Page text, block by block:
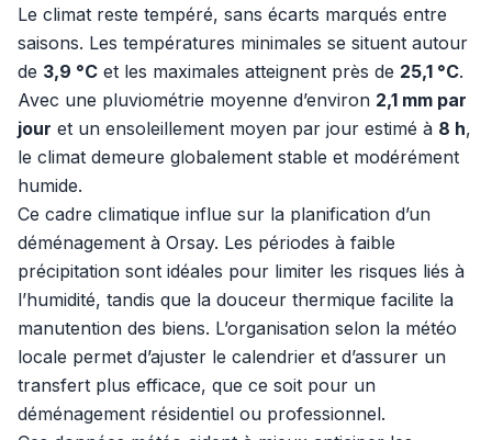
Le climat reste tempéré, sans écarts marqués entre
saisons. Les températures minimales se situent autour
de 3,9 °C et les maximales atteignent près de 25,1 °C.
Avec une pluviométrie moyenne d’environ 2,1 mm par
jour et un ensoleillement moyen par jour estimé à 8 h,
le climat demeure globalement stable et modérément
humide.
Ce cadre climatique influe sur la planification d’un
déménagement à Orsay. Les périodes à faible
précipitation sont idéales pour limiter les risques liés à
l’humidité, tandis que la douceur thermique facilite la
manutention des biens. L’organisation selon la météo
locale permet d’ajuster le calendrier et d’assurer un
transfert plus efficace, que ce soit pour un
déménagement résidentiel ou professionnel.